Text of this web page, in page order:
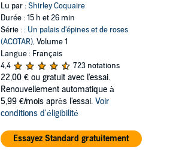
Lu par :Shirley Coquaire
Durée : 15 h et 26 min
Série :: Un palais d'épines et de roses
(ACOTAR), Volume 1
Langue : Français
4,4
723 notations
22,00 € ou gratuit avec l'essai.
Renouvellement automatique à
5,99 €/mois après l'essai. Voir
conditions d'éligibilité
Essayez Standard gratuitement